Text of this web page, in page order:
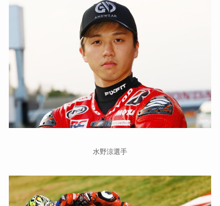
水野涼選手